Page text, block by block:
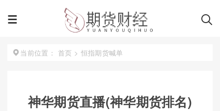
当前位置： 首页 > 恒指期货喊单
神华期货直播(神华期货排名)